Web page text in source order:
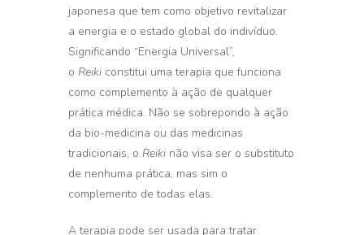
japonesa que tem como objetivo revitalizar
a energia e o estado global do indivíduo.
Significando “Energia Universal”,
o Reiki constitui uma terapia que funciona
como complemento à ação de qualquer
prática médica. Não se sobrepondo à ação
da bio-medicina ou das medicinas
tradicionais, o Reiki não visa ser o substituto
de nenhuma prática, mas sim o
complemento de todas elas.
A terapia pode ser usada para tratar